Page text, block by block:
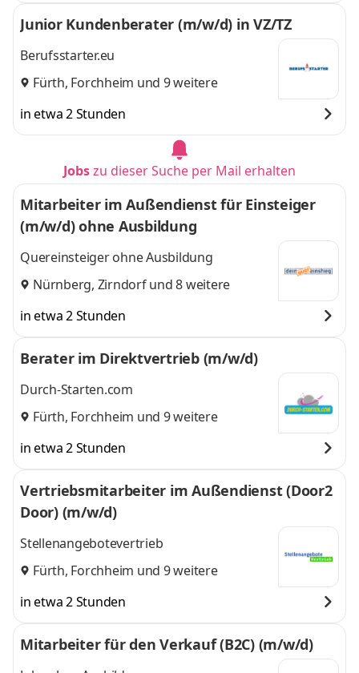
Junior Kundenberater (m/w/d) in VZ/TZ
Berufsstarter.eu
Fürth, Forchheim und 9 weitere
in etwa 2 Stunden
Jobszu dieser Suche per Mail erhalten
Mitarbeiter im Außendienst für Einsteiger
(m/w/d) ohne Ausbildung
Quereinsteiger ohne Ausbildung
Nürnberg, Zirndorfund 8 weitere
in etwa 2 Stunden
Berater im Direktvertrieb (m/w/d)
Durch-Starten.com
Fürth, Forchheim und 9 weitere
in etwa 2 Stunden
Vertriebsmitarbeiter im Außendienst (Door2
Door) (m/w/d)
Stellenangebotevertrieb
Fürth, Forchheim und 9 weitere
in etwa 2 Stunden
Mitarbeiter für den Verkauf (B2C) (m/w/d)